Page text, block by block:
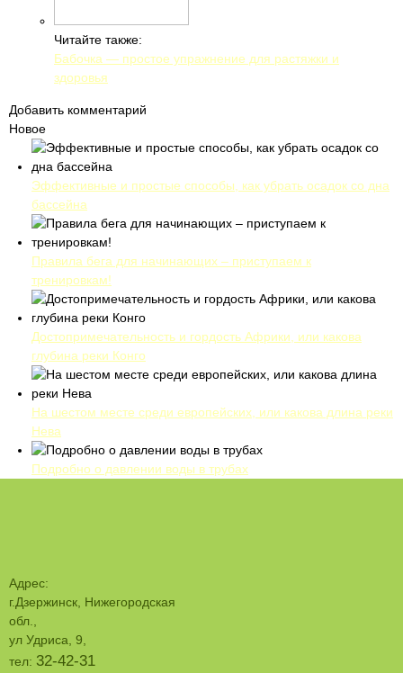
Читайте также:
Бабочка — простое упражнение для растяжки и
здоровья
Добавить комментарий
Новое
Эффективные и простые способы, как убрать осадок со дна
бассейна
Правила бега для начинающих – приступаем к
тренировкам!
Достопримечательность и гордость Африки, или какова
глубина реки Конго
На шестом месте среди европейских, или какова длина реки
Нева
Подробно о давлении воды в трубах
Адрес:
г.Дзержинск, Нижегородская
обл.,
ул Удриса, 9,
тел: 32-42-31